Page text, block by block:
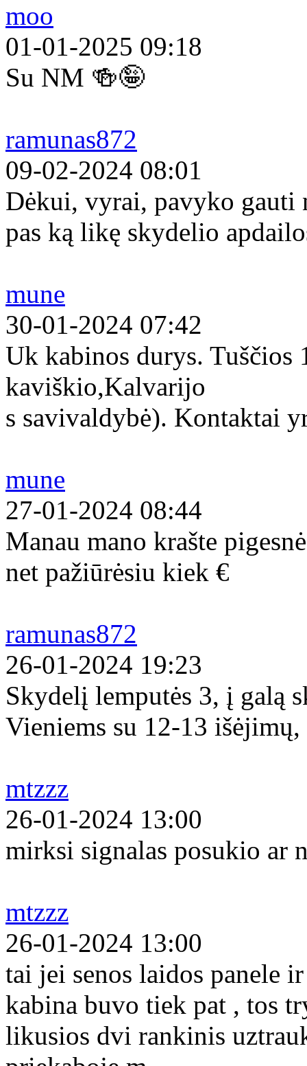
moo
01-01-2025 09:18
Su NM 🍻🤪
ramunas872
09-02-2024 08:01
Dėkui, vyrai, pavyko gauti
pas ką likę skydelio
mune
30-01-2024 07:42
Uk kabinos durys.
kaviškio,Kalvarijo
s savivaldybė). Kontaktai
mune
27-01-2024 08:44
Manau mano krašte
net pažiūrėsiu kiek €
ramunas872
26-01-2024 19:23
Skydelį lemputės 3, į galą
Vieniems su 12-13 išėjimų,
mtzzz
26-01-2024 13:00
mirksi signalas posukio ar
mtzzz
26-01-2024 13:00
tai jei senos laidos panele
kabina buvo tiek pat , tos
likusios dvi rankinis